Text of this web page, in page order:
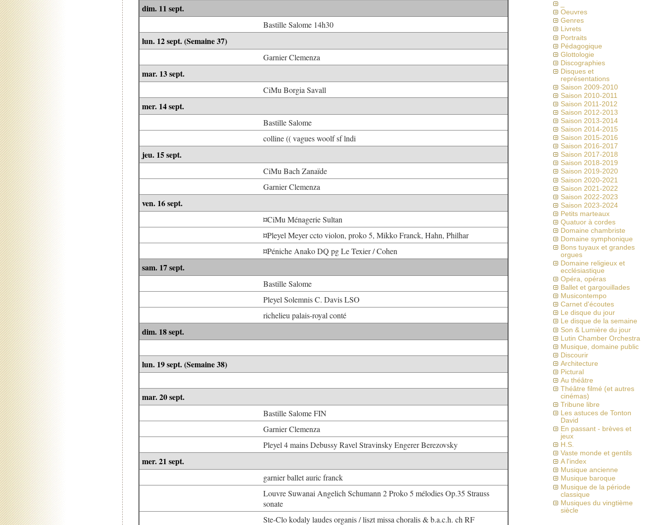
dim. 11 sept.
Bastille Salome 14h30
lun. 12 sept. (Semaine 37)
Garnier Clemenza
mar. 13 sept.
CiMu Borgia Savall
mer. 14 sept.
Bastille Salome
colline (( vagues woolf sf lndi
jeu. 15 sept.
CiMu Bach Zanaïde
Garnier Clemenza
ven. 16 sept.
¤CiMu Ménagerie Sultan
¤Pleyel Meyer ccto violon, proko 5, Mikko Franck, Hahn, Philhar
¤Péniche Anako DQ pg Le Texier / Cohen
sam. 17 sept.
Bastille Salome
Pleyel Solemnis C. Davis LSO
richelieu palais-royal conté
dim. 18 sept.
lun. 19 sept. (Semaine 38)
mar. 20 sept.
Bastille Salome FIN
Garnier Clemenza
Pleyel 4 mains Debussy Ravel Stravinsky Engerer Berezovsky
mer. 21 sept.
garnier ballet auric franck
Louvre Suwanai Angelich Schumann 2 Proko 5 mélodies Op.35 Strauss
sonate
Ste-Clo kodaly laudes organis / liszt missa choralis & b.a.c.h. ch RF
Oeuvres
Genres
Livrets
Portraits
Pédagogique
Glottologie
Discographies
Disques et
représentations
Saison 2009-2010
Saison 2010-2011
Saison 2011-2012
Saison 2012-2013
Saison 2013-2014
Saison 2014-2015
Saison 2015-2016
Saison 2016-2017
Saison 2017-2018
Saison 2018-2019
Saison 2019-2020
Saison 2020-2021
Saison 2021-2022
Saison 2022-2023
Saison 2023-2024
Petits marteaux
Quatuor à cordes
Domaine chambriste
Domaine symphonique
Bons tuyaux et grandes
orgues
Domaine religieux et
ecclésiastique
Opéra, opéras
Ballet et gargouillades
Musicontempo
Carnet d'écoutes
Le disque du jour
Le disque de la semaine
Son & Lumière du jour
Lutin Chamber Orchestra
Musique, domaine public
Discourir
Architecture
Pictural
Au théâtre
Théâtre filmé (et autres
cinémas)
Tribune libre
Les astuces de Tonton
David
En passant - brèves et
jeux
H.S.
Vaste monde et gentils
A l'index
Musique ancienne
Musique baroque
Musique de la période
classique
Musiques du vingtième
siècle